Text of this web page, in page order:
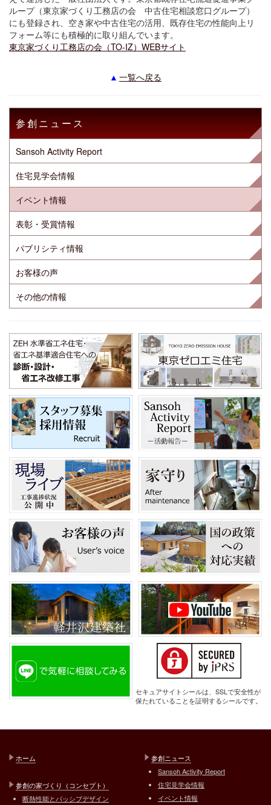
ループ（東京家づくり工務店の会 中古住宅相談窓口グループ）
にも登録され、空き家や中古住宅の活用、既存住宅の性能向上リ
フォーム等にも積極的に取り組んでいます。
東京家づくり工務店の会（TO-IZ）WEBサイト
一覧へ戻る
参創ニュース
Sansoh Activity Report
住宅見学会情報
イベント情報
表彰・受賞情報
パブリシティ情報
お客様の声
その他の情報
セキュアサイトシールは、SSLで安全性が
保たれていることを証明するシールです。
ホーム
参創の家づくり（コンセプト）
断熱性能とパッシブデザイン
参創ニュース
Sansoh Activity Report
住宅見学会情報
イベント情報